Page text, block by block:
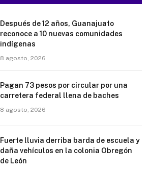
Después de 12 años, Guanajuato
reconoce a 10 nuevas comunidades
indígenas
8 agosto, 2026
Pagan 73 pesos por circular por una
carretera federal llena de baches
8 agosto, 2026
Fuerte lluvia derriba barda de escuela y
daña vehículos en la colonia Obregón
de León